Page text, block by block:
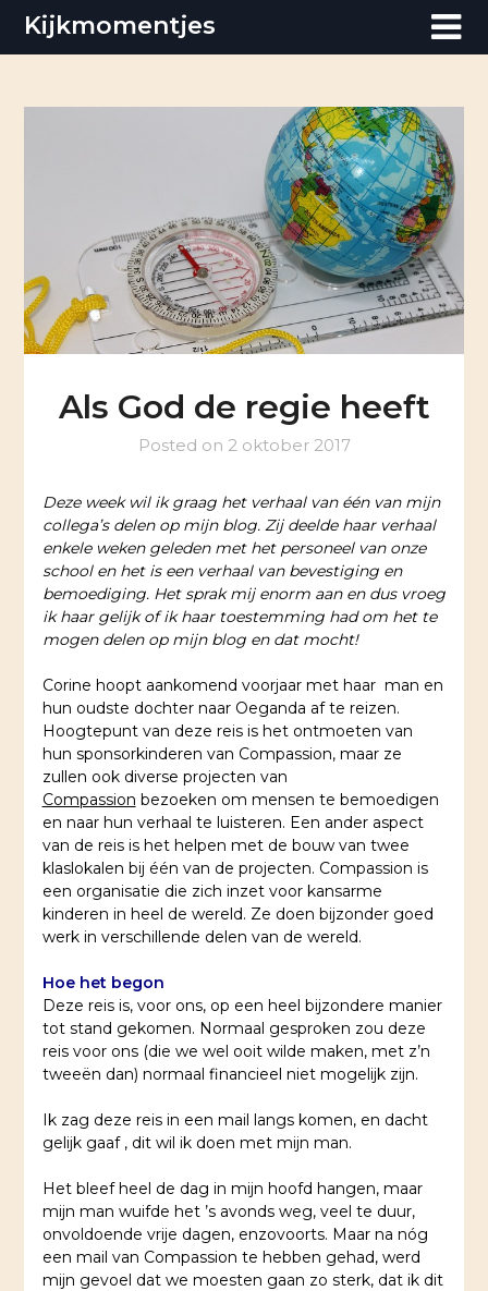
SkipKijkmomentjes
Als God de regie heeft
Posted on 2 oktober 2017
Deze week wil ik graag het verhaal van één van mijn
collega’s delen op mijn blog. Zij deelde haar verhaal
enkele weken geleden met het personeel van onze
school en het is een verhaal van bevestiging en
bemoediging. Het sprak mij enorm aan en dus vroeg
ik haar gelijk of ik haar toestemming had om het te
mogen delen op mijn blog en dat mocht!
Corine hoopt aankomend voorjaar met haar man en
hun oudste dochter naar Oeganda af te reizen.
Hoogtepunt van deze reis is het ontmoeten van
hun sponsorkinderen van Compassion, maar ze
zullen ook diverse projecten van
Compassion bezoeken om mensen te bemoedigen
en naar hun verhaal te luisteren. Een ander aspect
van de reis is het helpen met de bouw van twee
klaslokalen bij één van de projecten. Compassion is
een organisatie die zich inzet voor kansarme
kinderen in heel de wereld. Ze doen bijzonder goed
werk in verschillende delen van de wereld.
Hoe het begon
Deze reis is, voor ons, op een heel bijzondere manier
tot stand gekomen. Normaal gesproken zou deze
reis voor ons (die we wel ooit wilde maken, met z’n
tweeën dan) normaal financieel niet mogelijk zijn.
Ik zag deze reis in een mail langs komen, en dacht
gelijk gaaf , dit wil ik doen met mijn man.
Het bleef heel de dag in mijn hoofd hangen, maar
mijn man wuifde het ’s avonds weg, veel te duur,
onvoldoende vrije dagen, enzovoorts. Maar na nóg
een mail van Compassion te hebben gehad, werd
mijn gevoel dat we moesten gaan zo sterk, dat ik dit